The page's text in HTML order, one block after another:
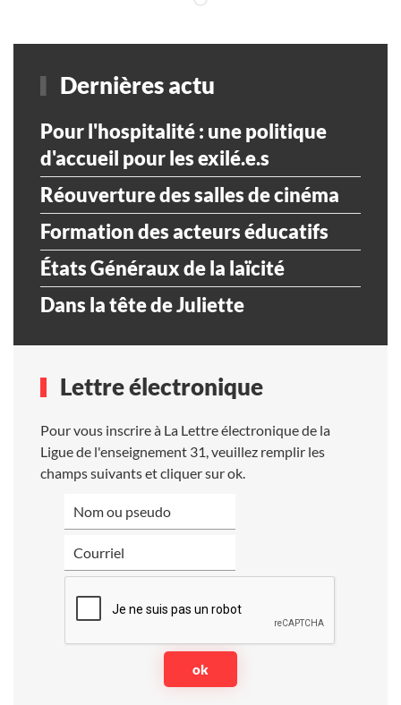
Dernières actu
Pour l'hospitalité : une politique
d'accueil pour les exilé.e.s
Réouverture des salles de cinéma
Formation des acteurs éducatifs
États Généraux de la laïcité
Dans la tête de Juliette
Lettre électronique
Pour vous inscrire à La Lettre électronique de la
Ligue de l'enseignement 31, veuillez remplir les
champs suivants et cliquer sur ok.